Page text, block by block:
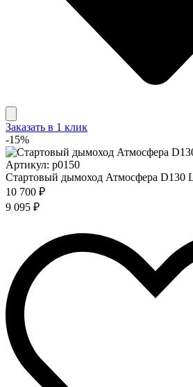
Заказать в 1 клик
-15%
Артикул: p0150
Стартовый дымоход Атмосфера D130
10 700 ₽
9 095 ₽